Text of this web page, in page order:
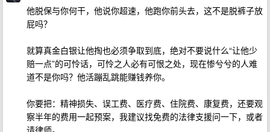
他脱保与你何干，他说你超速，他跑你前头去，这不是脱裤子放
屁吗？
就算真金白银让他掏也必须争取到底，绝对不要说什么“让他少
赔一点”的可怜话，可怜之人必有可恨之处，现在惨兮兮的人难
道不是你吗？他活蹦乱跳能赚钱养你。
你要把：精神损失、误工费、医疗费、住院费、康复费，还要观
察半年的费用一起预案，我建议找免费的法律支援问一下，或者